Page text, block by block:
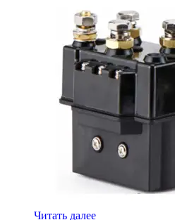
Читать далее